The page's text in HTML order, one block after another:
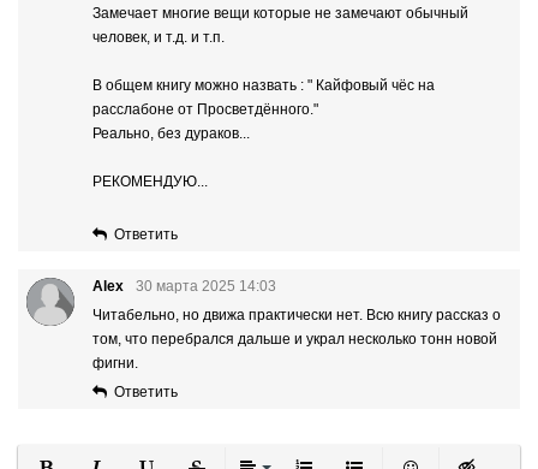
Замечает многие вещи которые не замечают обычный
человек, и т.д. и т.п.
В общем книгу можно назвать : " Кайфовый чёс на
расслабоне от Просветдённого."
Реально, без дураков...
РЕКОМЕНДУЮ...
Ответить
Alex
30 марта 2025 14:03
Читабельно, но движа практически нет. Всю книгу рассказ о
том, что перебрался дальше и украл несколько тонн новой
фигни.
Ответить